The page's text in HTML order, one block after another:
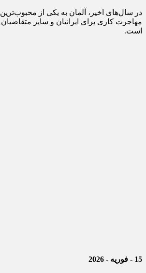
در سال‌های اخیر، آلمان به یکی از
مهاجرت کاری برای ایرانیان و سایر متقاضیان
است.
15 - فوریه - 2026